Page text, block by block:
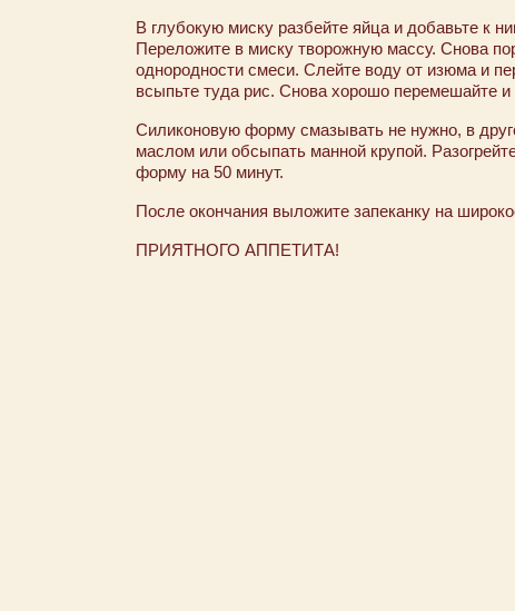
В глубокую миску разбейте яйца и добавьте к
Переложите в миску творожную массу. Снова
однородности смеси. Слейте воду от изюма и
всыпьте туда рис. Снова хорошо перемешайте
Силиконовую форму смазывать не нужно, в
маслом или обсыпать манной крупой.
форму на 50 минут.
После окончания выложите запеканку на
ПРИЯТНОГО АППЕТИТА!